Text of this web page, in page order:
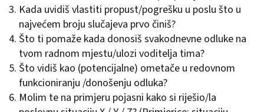
Kada uvidiš vlastiti propust/pogrešku u poslu što u
najvećem broju slučajeva prvo činiš?
Što ti pomaže kada donosiš svakodnevne odluke na
tvom radnom mjestu/ulozi voditelja tima?
Što vidiš kao (potencijalne) ometače u redovnom
funkcioniranju /donošenju odluka?
Molim te na primjeru pojasni kako si riješio/la